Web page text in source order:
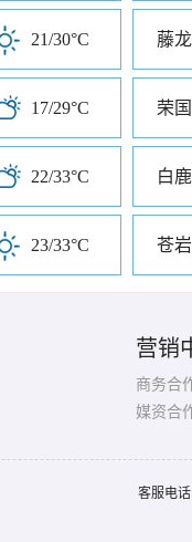
21/30°C 藤
17/29°C 荣
22/33°C 白
23/33°C 苍
营销
商务合
媒资合
客服电